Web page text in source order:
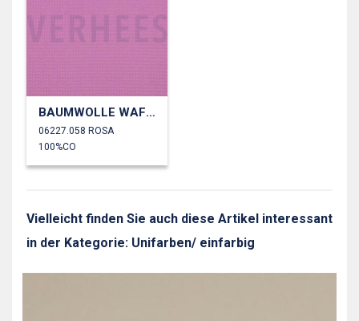
BAUMWOLLE WAFFEL
06227.058 ROSA
100%CO
Vielleicht finden Sie auch diese Artikel interessant
in der Kategorie: Unifarben/ einfarbig